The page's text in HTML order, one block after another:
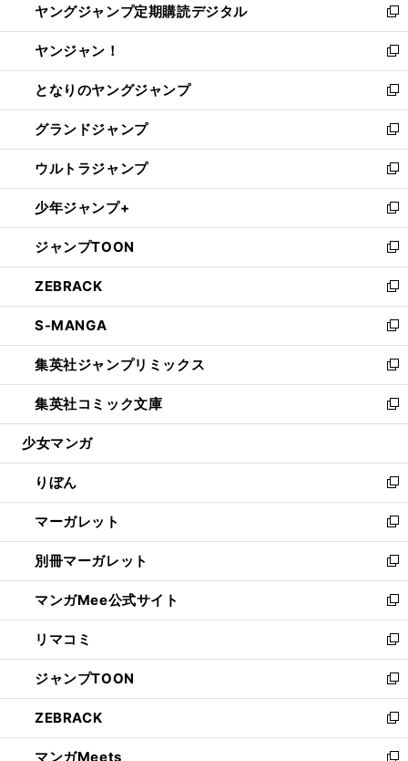
く
で
開
く
ド
ウ
で
開
く
い
ウ
ィ
ン
ド
ウ
で
開
く
ヤングジャンプ定期購読デジタル
新
し
い
ウ
ィ
ン
ド
ウ
で
開
く
ヤンジャン！
新
し
い
ウ
ィ
ン
ド
ウ
で
開
く
となりのヤングジャンプ
新
し
い
ウ
ィ
ン
ド
ウ
で
開
く
グランドジャンプ
新
し
い
ウ
ィ
ン
ド
ウ
で
開
く
ウルトラジャンプ
新
し
い
ウ
ィ
ン
ド
ウ
で
開
く
少年ジャンプ+
新
し
い
ウ
ィ
ン
ド
ウ
で
開
く
ジャンプTOON
新
し
い
ウ
ィ
ン
ド
ウ
で
開
ZEBRACK
新
し
い
ウ
ィ
ン
ド
ウ
開
く
S-MANGA
新
し
い
ウ
ィ
ン
ウ
で
開
く
集英社ジャンプリミックス
新
し
い
ウ
ン
ド
ウ
で
開
く
集英社コミック文庫
新
し
ウ
ィ
ン
ド
ウ
で
開
く
少女マンガ
りぼん
新
し
い
ウ
ィ
ン
ド
ウ
で
開
く
マーガレット
新
し
い
ウ
ィ
ン
ド
ウ
で
開
く
別冊マーガレット
新
し
い
ウ
ィ
ン
ド
ウ
で
開
く
マンガMee公式サイト
新
し
い
ウ
ィ
ン
ド
ウ
で
リマコミ
新
し
い
ウ
ィ
ン
ジャンプTOON
新
し
い
ウ
ZEBRACK
新
し
マンガMeets